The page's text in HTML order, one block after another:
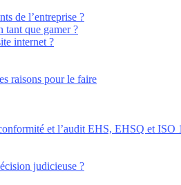
de l’entreprise ?
tant que gamer ?
internet ?
raisons pour le faire
et l’audit EHS, EHSQ et ISO
judicieuse ?